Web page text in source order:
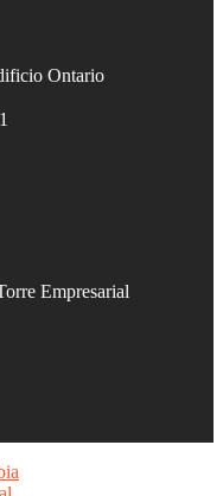
Ontario
Empresarial